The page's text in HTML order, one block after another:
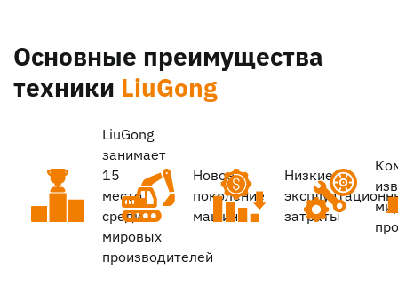
Основные преимущества
техники LiuGong
LiuGong
занимает
15
место
среди
мировых
производителей
Новое
поколение
машин
Низкие
затраты